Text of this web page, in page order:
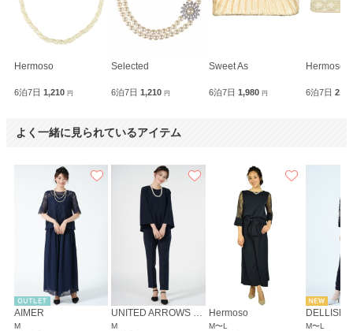
Hermoso
6泊7日 1,210 円
Selected
6泊7日1,210円
Sweet As
6泊7日 1,980 円
Hermoso
6泊7日
よく一緒に見られているアイテム
AIMER
M M
Hermoso
M〜L
DELLISE
M〜L